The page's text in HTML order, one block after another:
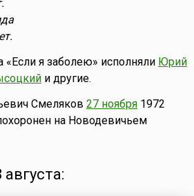
«Если я заболею» исполняли Юрий
и другие.
Смеляков 27 ноября1972
на Новодевичьем